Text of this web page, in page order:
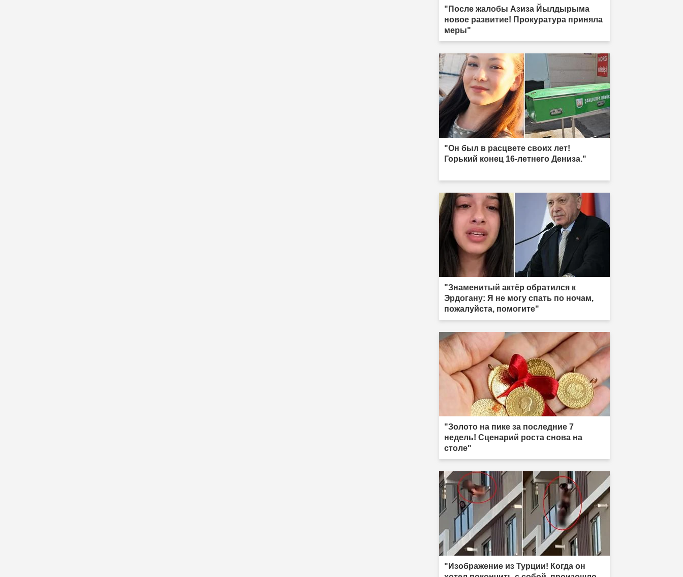
"После жалобы Азиза Йылдырыма
новое развитие! Прокуратура приняла
меры"
"Он был в расцвете своих лет!
Горький конец 16-летнего Дениза."
"Знаменитый актёр обратился к
Эрдогану: Я не могу спать по ночам,
пожалуйста, помогите"
"Золото на пике за последние 7
недель! Сценарий роста снова на
столе"
"Изображение из Турции! Когда он